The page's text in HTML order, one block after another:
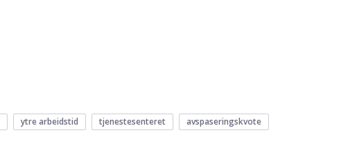
ytre arbeidstid tjenestesenteret
avspaseringskvote